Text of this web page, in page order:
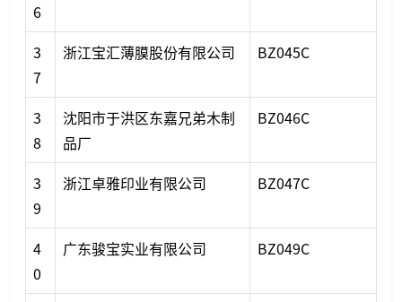
6
3
7
浙江宝汇薄膜股份有限公司 BZ045C
3
8
沈阳市于洪区东嘉兄弟木制
品厂
BZ046C
3
9
浙江卓雅印业有限公司 BZ047C
4
0
广东骏宝实业有限公司 BZ049C